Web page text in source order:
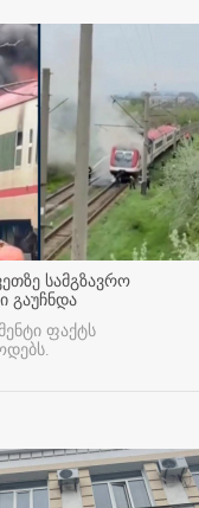
სამგზავრო
გაუჩნდა
ფაქტს